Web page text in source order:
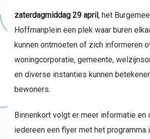
zaterdagmiddag 29 april, het
Hoffmanplein een plek waar buren
kunnen ontmoeten of zich informeren
woningcorporatie, gemeente,
en diverse instanties kunnen
bewoners.
Binnenkort volgt er meer informatie en
iedereen een flyer met het programma